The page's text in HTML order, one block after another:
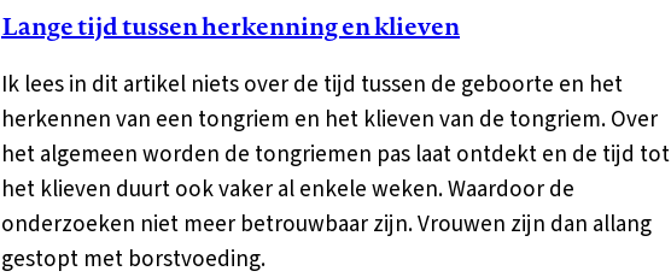
Lange tijd tussen herkenning en klieven
Ik lees in dit artikel niets over de tijd tussen de geboorte en het
herkennen van een tongriem en het klieven van de tongriem. Over
het algemeen worden de tongriemen pas laat ontdekt en de tijd tot
het klieven duurt ook vaker al enkele weken. Waardoor de
onderzoeken niet meer betrouwbaar zijn. Vrouwen zijn dan allang
gestopt met borstvoeding.